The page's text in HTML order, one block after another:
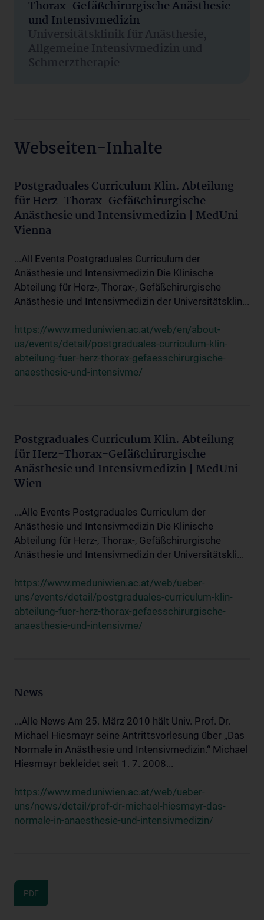
Thorax-Gefäßchirurgische Anästhesie
und Intensivmedizin
Universitätsklinik für Anästhesie,
Allgemeine Intensivmedizin und
Schmerztherapie
Webseiten-Inhalte
Postgraduales Curriculum Klin. Abteilung
für Herz-Thorax-Gefäßchirurgische
Anästhesie und Intensivmedizin | MedUni
Vienna
...All Events Postgraduales Curriculum der
Anästhesie und Intensivmedizin Die Klinische
Abteilung für Herz-, Thorax-, Gefäßchirurgische
Anästhesie und Intensivmedizin der Universitätsklin...
https://www.meduniwien.ac.at/web/en/about-
us/events/detail/postgraduales-curriculum-klin-
abteilung-fuer-herz-thorax-gefaesschirurgische-
anaesthesie-und-intensivme/
Postgraduales Curriculum Klin. Abteilung
für Herz-Thorax-Gefäßchirurgische
Anästhesie und Intensivmedizin | MedUni
Wien
...Alle Events Postgraduales Curriculum der
Anästhesie und Intensivmedizin Die Klinische
Abteilung für Herz-, Thorax-, Gefäßchirurgische
Anästhesie und Intensivmedizin der Universitätskli...
https://www.meduniwien.ac.at/web/ueber-
uns/events/detail/postgraduales-curriculum-klin-
abteilung-fuer-herz-thorax-gefaesschirurgische-
anaesthesie-und-intensivme/
News
...Alle News Am 25. März 2010 hält Univ. Prof. Dr.
Michael Hiesmayr seine Antrittsvorlesung über „Das
Normale in Anästhesie und Intensivmedizin.“ Michael
Hiesmayr bekleidet seit 1. 7. 2008...
https://www.meduniwien.ac.at/web/ueber-
uns/news/detail/prof-dr-michael-hiesmayr-das-
normale-in-anaesthesie-und-intensivmedizin/
PDF